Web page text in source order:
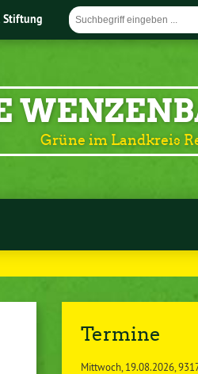
Stiftung
Grüne im Landkreis
Termine
Mittwoch 19.08.2026